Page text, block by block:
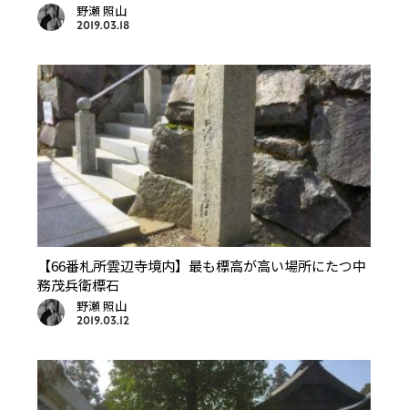
野瀬 照山
2019.03.18
【66番札所雲辺寺境内】最も標高が高い場所にたつ中
務茂兵衛標石
野瀬 照山
2019.03.12